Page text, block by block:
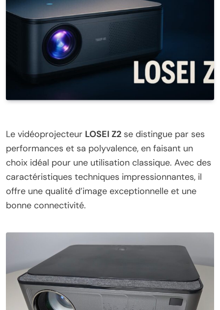
Le vidéoprojecteur LOSEI Z2 se distingue par ses
performances et sa polyvalence, en faisant un
choix idéal pour une utilisation classique. Avec des
caractéristiques techniques impressionnantes, il
offre une qualité d’image exceptionnelle et une
bonne connectivité.